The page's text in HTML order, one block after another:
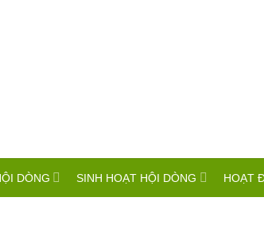
DÒNG SINH HOẠT HỘI DÒNG HOẠT